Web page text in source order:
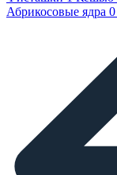
Абрикосовые ядра 0